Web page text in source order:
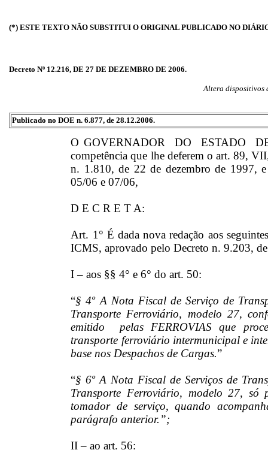
(*) ESTE TEXTO NÃO SUBSTITUI O ORIGINAL PUBLICADO NO
Decreto Nº 12.216, DE 27 DE DEZEMBRO DE 2006.
Altera dispositivos
Publicado no DOE n. 6.877, de 28.12.2006.
O GOVERNADOR DO ESTADO
competência que lhe deferem o art. 89,
n. 1.810, de 22 de dezembro de 1997,
05/06 e 07/06,
D E C R E T A:
Art. 1° É dada nova redação aos
ICMS, aprovado pelo Decreto n. 9.203,
I – aos §§ 4° e 6° do art. 50:
“§ 4º A Nota Fiscal de Serviço de
Transporte Ferroviário, modelo 27,
emitido pelas FERROVIAS que
transporte ferroviário intermunicipal e
base nos Despachos de Cargas.”
“§ 6º A Nota Fiscal de Serviços de
Transporte Ferroviário, modelo 27, só
tomador de serviço, quando
parágrafo anterior.”;
II – ao art. 56: